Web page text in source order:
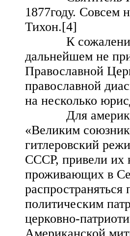
1877году. Совсем
Тихон.[4]
К сожалению,
дальнейшем не
Православной
православной
на несколько
Для
«Великим
гитлеровский
СССР, привели их
проживающих в
распространяться
политическим
церковно-